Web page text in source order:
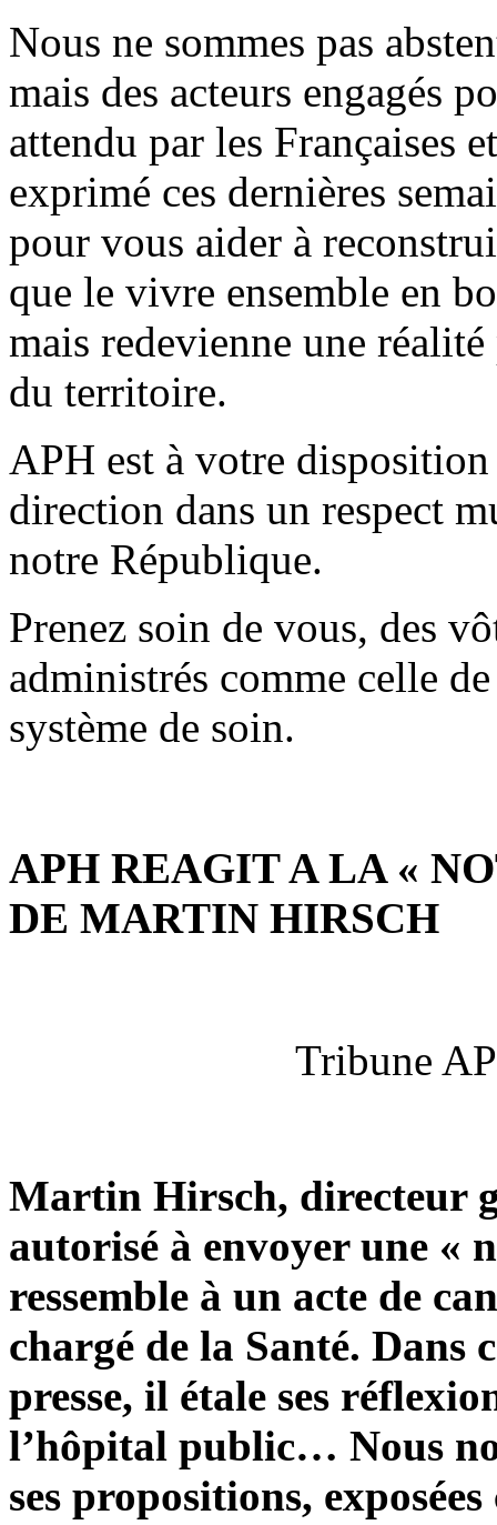
Nous ne sommes pas
mais des acteurs engagés
attendu par les Françaises
exprimé ces dernières
pour vous aider à
que le vivre ensemble en
mais redevienne une
du territoire.
APH est à votre
direction dans un respect
notre République.
Prenez soin de vous, des
administrés comme celle
système de soin.
APH REAGIT A LA «
DE MARTIN HIRSCH
Tribune
Martin Hirsch, directeur
autorisé à envoyer une «
ressemble à un acte de
chargé de la Santé. Dans
presse, il étale ses
l’hôpital public… Nous
ses propositions,